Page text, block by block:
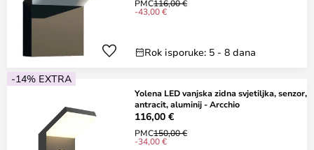
PMC116,00 €
-43,00 €
Rok isporuke: 5 - 8 dana
-14% EXTRA
Yolena LED vanjska zidna svjetiljka, senzor,
antracit, aluminij - Arcchio
116,00 €
PMC150,00 €
-34,00 €